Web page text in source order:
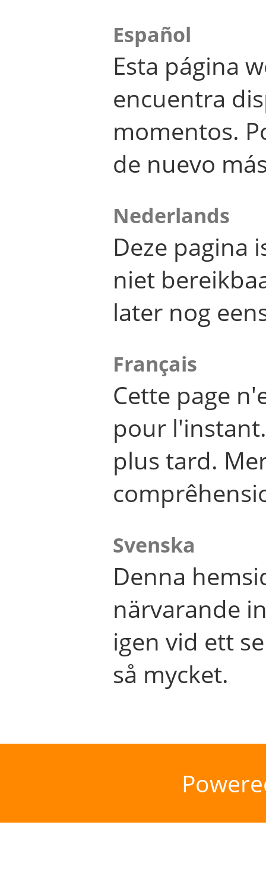
Español
Esta página
encuentra
momentos.
de nuevo
Nederlands
Deze pagina
niet
later nog
Français
Cette page
pour
plus tard.
Svenska
Denna
närvarande
igen vid ett
så mycket.